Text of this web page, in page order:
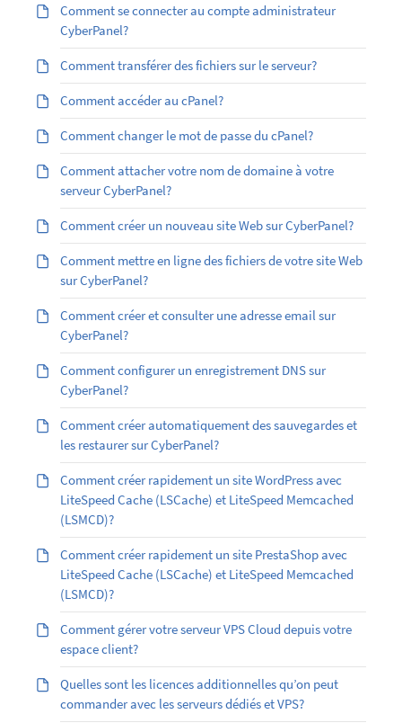
Comment se connecter au compte administrateur
CyberPanel?
Comment transférer des fichiers sur le serveur?
Comment accéder au cPanel?
Comment changer le mot de passe du cPanel?
Comment attacher votre nom de domaine à votre
serveur CyberPanel?
Comment créer un nouveau site Web sur CyberPanel?
Comment mettre en ligne des fichiers de votre site Web
sur CyberPanel?
Comment créer et consulter une adresse email sur
CyberPanel?
Comment configurer un enregistrement DNS sur
CyberPanel?
Comment créer automatiquement des sauvegardes et
les restaurer sur CyberPanel?
Comment créer rapidement un site WordPress avec
LiteSpeed Cache (LSCache) et LiteSpeed Memcached
(LSMCD)?
Comment créer rapidement un site PrestaShop avec
LiteSpeed Cache (LSCache) et LiteSpeed Memcached
(LSMCD)?
Comment gérer votre serveur VPS Cloud depuis votre
espace client?
Quelles sont les licences additionnelles qu’on peut
commander avec les serveurs dédiés et VPS?